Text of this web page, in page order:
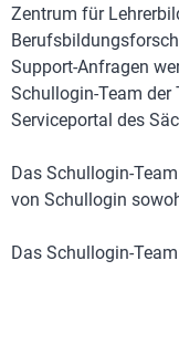
Zentrum für
Support-Anfragen
Schullogin-Team der
Serviceportal des
Das Schullogin-
von Schullogin
Das Schullogin-